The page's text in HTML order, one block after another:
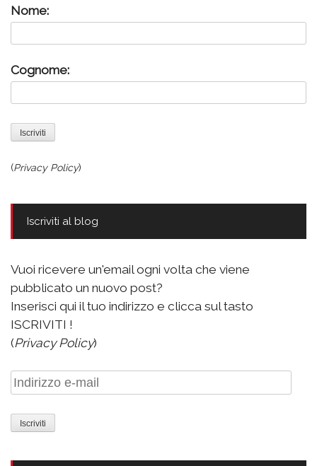
Nome:
Cognome:
(Privacy Policy)
Iscriviti al blog
Vuoi ricevere un'email ogni volta che viene
pubblicato un nuovo post?
Inserisci qui il tuo indirizzo e clicca sul tasto
ISCRIVITI !
(Privacy Policy)
Indirizzo
e-
mail